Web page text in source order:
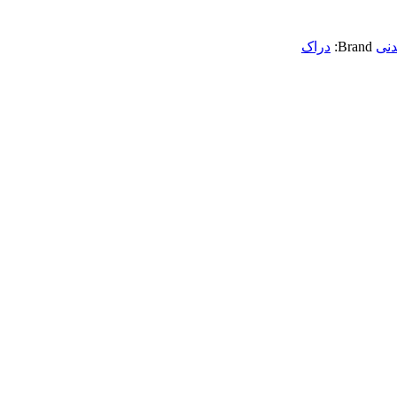
Brand: دراک